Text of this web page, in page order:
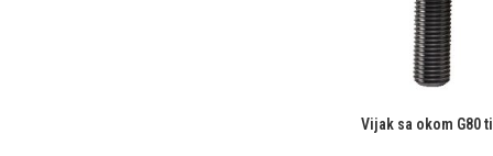
Vijak sa okom G80